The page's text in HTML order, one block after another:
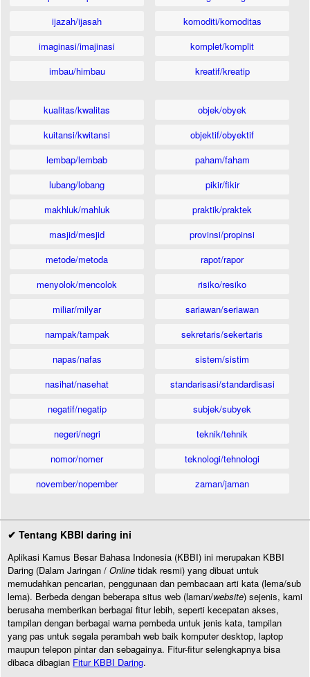
ijazah/ijasah
imaginasi/imajinasi
imbau/himbau
komoditi/komoditas
komplet/komplit
kreatif/kreatip
kualitas/kwalitas
kuitansi/kwitansi
lembap/lembab
lubang/lobang
makhluk/mahluk
masjid/mesjid
metode/metoda
menyolok/mencolok
miliar/milyar
nampak/tampak
napas/nafas
nasihat/nasehat
negatif/negatip
negeri/negri
nomor/nomer
november/nopember
objek/obyek
objektif/obyektif
paham/faham
pikir/fikir
praktik/praktek
provinsi/propinsi
rapot/rapor
risiko/resiko
sariawan/seriawan
sekretaris/sekertaris
sistem/sistim
standarisasi/standardisasi
subjek/subyek
teknik/tehnik
teknologi/tehnologi
zaman/jaman
✔ Tentang KBBI daring ini
Aplikasi Kamus Besar Bahasa Indonesia (KBBI) ini merupakan KBBI
Daring (Dalam Jaringan / Online tidak resmi) yang dibuat untuk
memudahkan pencarian, penggunaan dan pembacaan arti kata (lema/sub
lema). Berbeda dengan beberapa situs web (laman/website) sejenis, kami
berusaha memberikan berbagai fitur lebih, seperti kecepatan akses,
tampilan dengan berbagai warna pembeda untuk jenis kata, tampilan
yang pas untuk segala perambah web baik komputer desktop, laptop
maupun telepon pintar dan sebagainya. Fitur-fitur selengkapnya bisa
dibaca dibagian Fitur KBBI Daring.